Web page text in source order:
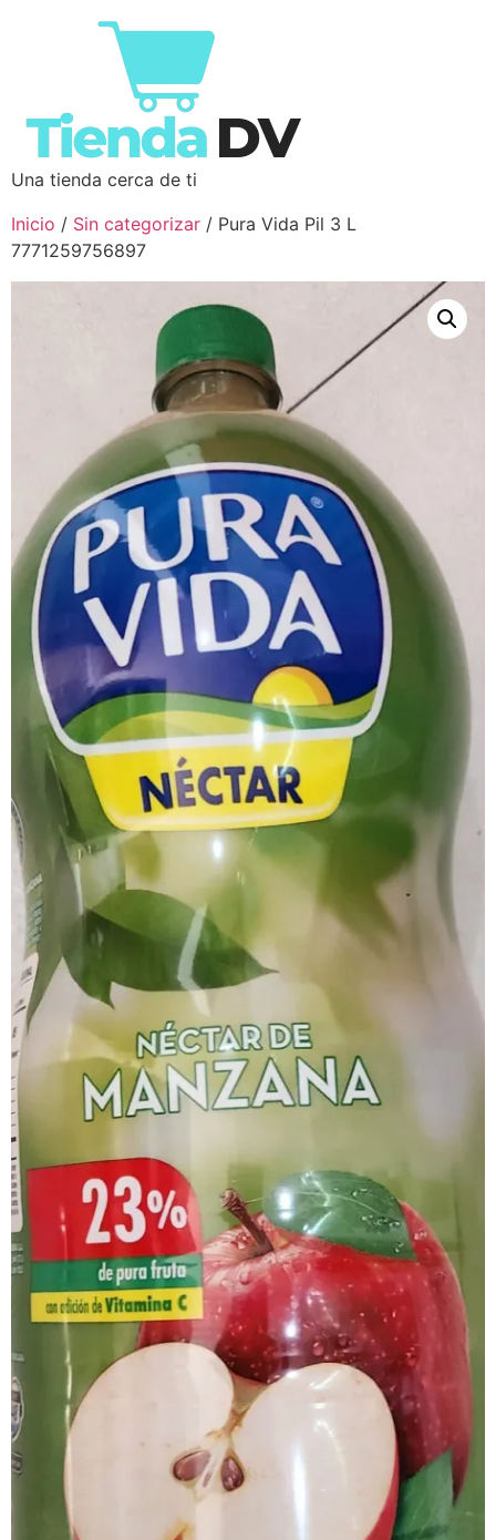
Una tienda cerca de ti
Inicio / Sin categorizar / Pura Vida Pil 3 L
7771259756897